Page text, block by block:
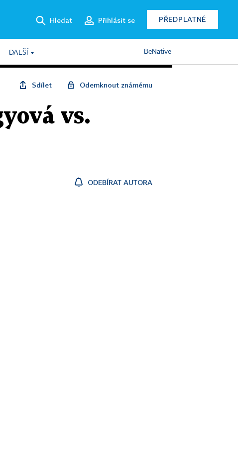
Hledat Přihlásit se PŘEDPLATNÉ
DALŠÍ BeNative
Sdílet Odemknout známému
vs.
ODEBÍRAT AUTORA